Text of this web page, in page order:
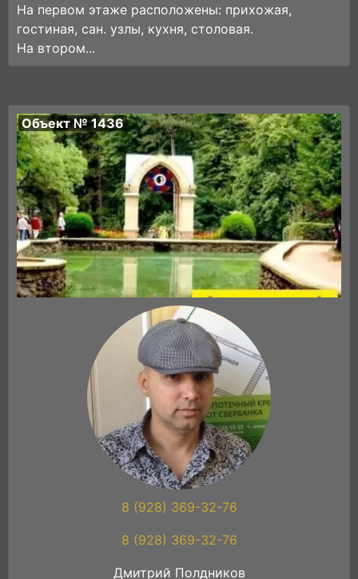
На первом этаже расположены: прихожая,
гостиная, сан. узлы, кухня, столовая.
На втором...
Объект № 1436
8 (928) 369-32-76
8 (928) 369-32-76
Дмитрий Полдников